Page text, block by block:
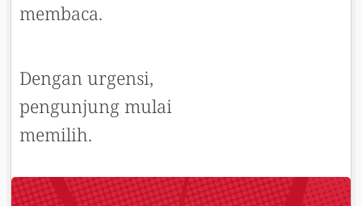
membaca.
Dengan urgensi,
pengunjung mulai
memilih.